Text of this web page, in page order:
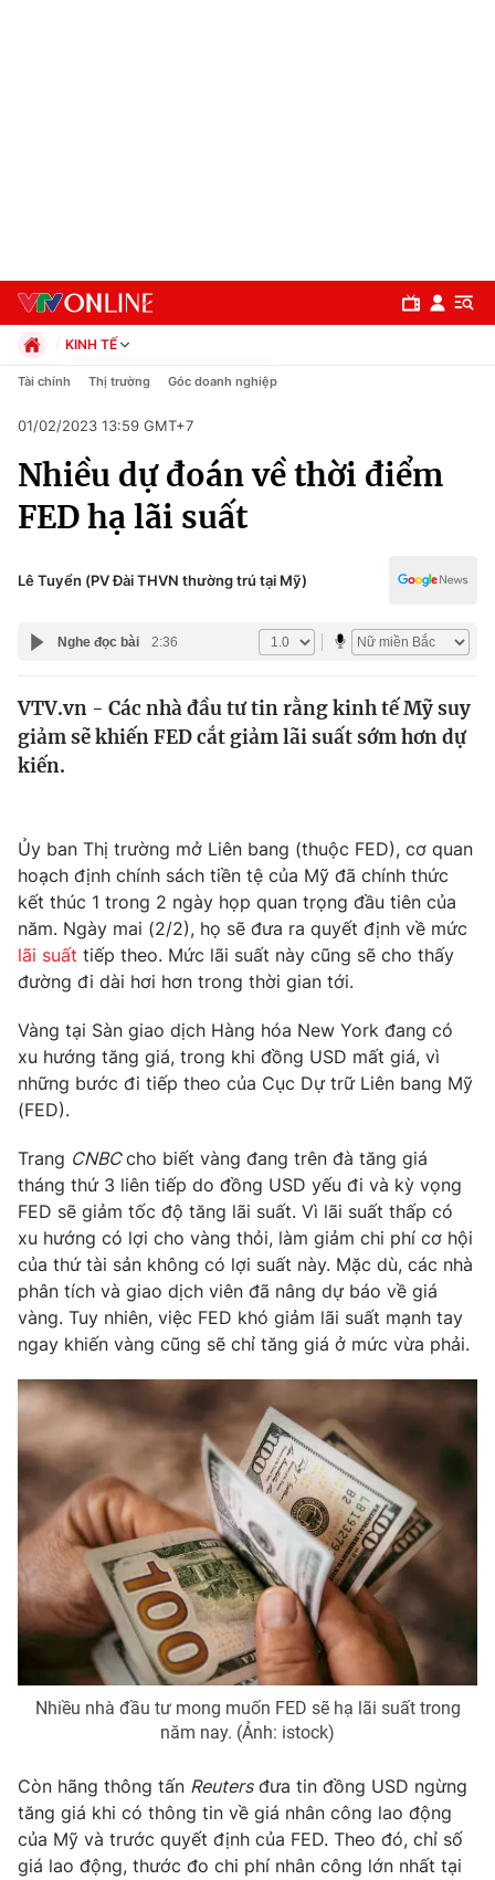
Chuyên mục
Chính trị
Pháp luật
Thế giới
Thế giới đó đây
Câu chuyện quốc tế
Tài chính
Thị trường
Góc doanh nghiệp
Dữ liệu và đời sống
Truyền hình
Phim VTV
Hậu trường
Nhân vật
Giải sao mai
Điện ảnh
Âm nhạc
Sao
Đời sống
Du lịch
Làm đẹp
Chất lượng cuộc sống
Tuyển sinh
Học trực tuyến
Công nghệ
Hitech Công nghệ tương lai
Sản phẩm
Thị trường
Tư vấn
Giao lưu trực tuyến
Lịch phát sóng
Chuyên mục khác
Emagazine Podcast
Photo Infographic
Video Shorts video
VTV Money VTV Thể thao
VTV Sức khoẻ Bất động sản
Thị trường 24h Tấm lòng Việt
VTV4 Vươn mình bằng AI
KINH TẾ
Chính trị
Pháp luật
Kinh tế
Thể thao
Truyền hình
Y tế
Công nghệ
Tài chính Thị trường Góc doanh nghiệp
01/02/2023 13:59 GMT+7
Nhiều dự đoán về thời điểm
FED hạ lãi suất
Lê Tuyển (PV Đài THVN thường trú tại Mỹ)
Nghe đọc bài 2:36
VTV.vn - Các nhà đầu tư tin rằng kinh tế Mỹ suy
giảm sẽ khiến FED cắt giảm lãi suất sớm hơn dự
kiến.
Ủy ban Thị trường mở Liên bang (thuộc FED), cơ quan
hoạch định chính sách tiền tệ của Mỹ đã chính thức
kết thúc 1 trong 2 ngày họp quan trọng đầu tiên của
năm. Ngày mai (2/2), họ sẽ đưa ra quyết định về mức
lãi suất tiếp theo. Mức lãi suất này cũng sẽ cho thấy
đường đi dài hơi hơn trong thời gian tới.
Vàng tại Sàn giao dịch Hàng hóa New York đang có
xu hướng tăng giá, trong khi đồng USD mất giá, vì
những bước đi tiếp theo của Cục Dự trữ Liên bang Mỹ
(FED).
Trang CNBCcho biết vàng đang trên đà tăng giá
tháng thứ 3 liên tiếp do đồng USD yếu đi và kỳ vọng
FED sẽ giảm tốc độ tăng lãi suất. Vì lãi suất thấp có
xu hướng có lợi cho vàng thỏi, làm giảm chi phí cơ hội
của thứ tài sản không có lợi suất này. Mặc dù, các nhà
phân tích và giao dịch viên đã nâng dự báo về giá
vàng. Tuy nhiên, việc FED khó giảm lãi suất mạnh tay
ngay khiến vàng cũng sẽ chỉ tăng giá ở mức vừa phải.
Nhiều nhà đầu tư mong muốn FED sẽ hạ lãi suất trong
năm nay. (Ảnh: istock)
Còn hãng thông tấn Reutersđưa tin đồng USD ngừng
tăng giá khi có thông tin về giá nhân công lao động
của Mỹ và trước quyết định của FED. Theo đó, chỉ số
giá lao động, thước đo chi phí nhân công lớn nhất tại